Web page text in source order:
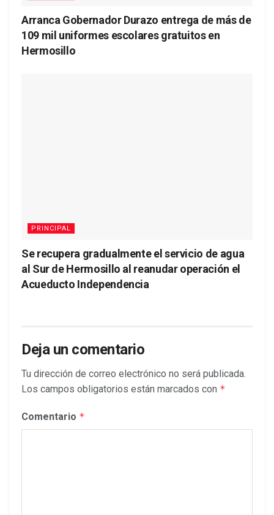
Arranca Gobernador Durazo entrega de más de
109 mil uniformes escolares gratuitos en
Hermosillo
PRINCIPAL
Se recupera gradualmente el servicio de agua
al Sur de Hermosillo al reanudar operación el
Acueducto Independencia
Deja un comentario
Tu dirección de correo electrónico no será publicada.
Los campos obligatorios están marcados con *
Comentario *